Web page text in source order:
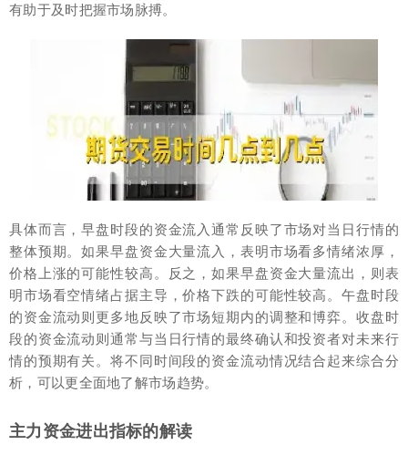
有助于及时把握市场脉搏。
具体而言，早盘时段的资金流入通常反映了市场对当日行情的
整体预期。如果早盘资金大量流入，表明市场看多情绪浓厚，
价格上涨的可能性较高。反之，如果早盘资金大量流出，则表
明市场看空情绪占据主导，价格下跌的可能性较高。午盘时段
的资金流动则更多地反映了市场短期内的调整和博弈。收盘时
段的资金流动则通常与当日行情的最终确认和投资者对未来行
情的预期有关。将不同时间段的资金流动情况结合起来综合分
析，可以更全面地了解市场趋势。
主力资金进出指标的解读